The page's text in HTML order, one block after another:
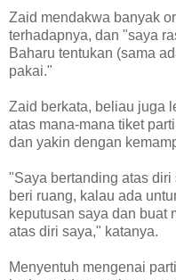
Zaid mendakwa banyak
terhadapnya, dan "saya
Baharu tentukan (sama
pakai."
Zaid berkata, beliau juga
atas mana-mana tiket
dan yakin dengan
"Saya bertanding atas
beri ruang, kalau ada
keputusan saya dan buat
atas diri saya," katanya.
Menyentuh mengenai